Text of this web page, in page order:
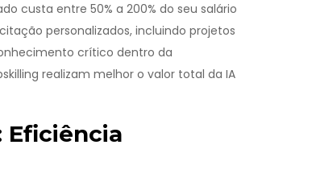
custa entre 50% a 200% do seu salário
personalizados, incluindo projetos
crítico dentro da
realizam melhor o valor total da IA
Eficiência